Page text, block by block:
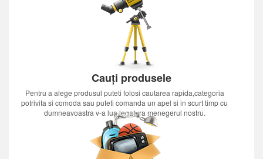
Cauți produsele
Pentru a alege produsul puteti folosi cautarea rapida,categoria
potrivita si comoda sau puteti comanda un apel si in scurt timp cu
dumneavoastra v-a lua legatura menegerul nostru.